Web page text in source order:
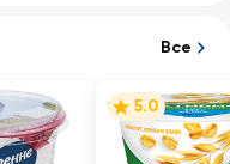
Все
5.0